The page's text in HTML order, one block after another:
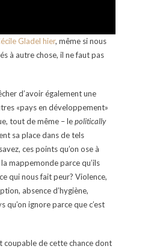
Gladel hier, même si nous
à autre chose, il ne faut pas
d’avoir également une
«pays en développement»
tout de même – lepolitically
sa place dans de tels
ces points qu’on ose à
mappemonde parce qu’ils
qui nous fait peur? Violence,
absence d’hygiène,
qu’on ignore parce que c’est
coupable de cette chance dont